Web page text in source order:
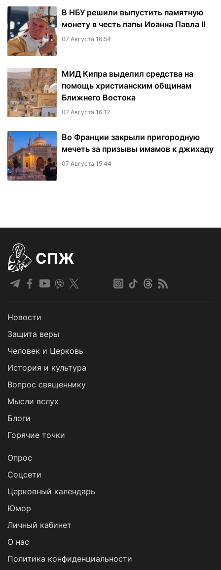
В НБУ решили выпустить памятную
монету в честь папы Иоанна Павла II
07 Августа 16:54
МИД Кипра выделил средства на
помощь христианским общинам
Ближнего Востока
07 Августа 16:12
Во Франции закрыли пригородную
мечеть за призывы имамов к джихаду
07 Августа 15:44
СПЖ
Новости
Защита веры
Человек и Церковь
История и культура
Вопрос священнику
Мысли вслух
Блоги
Горячие точки
Опрос
Cоцсети
Церковный календарь
Юмор
Личный кабинет
О нас
Политика конфиденциальности